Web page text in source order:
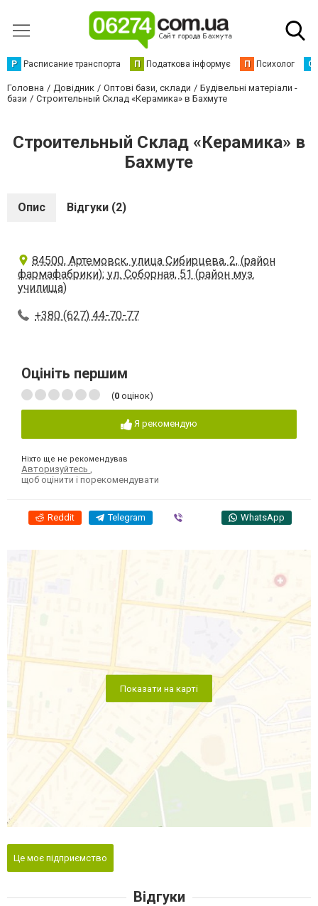
Р Расписание транспорта П Податкова інформує П Психолог С
Головна Довідник Оптові бази, склади
Будівельні матеріали -
бази
Строительный Склад «Керамика» в Бахмуте
Строительный Склад «Керамика» в
Бахмуте
Опис Відгуки (2)
84500, Артемовск, улица Сибирцева, 2, (район
фармафабрики); ул. Соборная, 51 (район муз.
училища)
+380 (627) 44-70-77
Оцініть першим
(0 оцінок)
Я рекомендую
Ніхто ще не рекомендував
Авторизуйтесь
щоб оцінити і порекомендувати
Reddit Telegram WhatsApp
Показати на карті
Це моє підприємство
Відгуки